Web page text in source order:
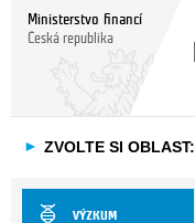
Ministerstvo financí
Česká republika
► ZVOLTE SI OBLAST:
VÝZKUM